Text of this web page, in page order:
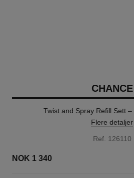
CHANCE
Twist and Spray Refill Sett –
Flere detaljer
Ref. 126110
NOK 1 340